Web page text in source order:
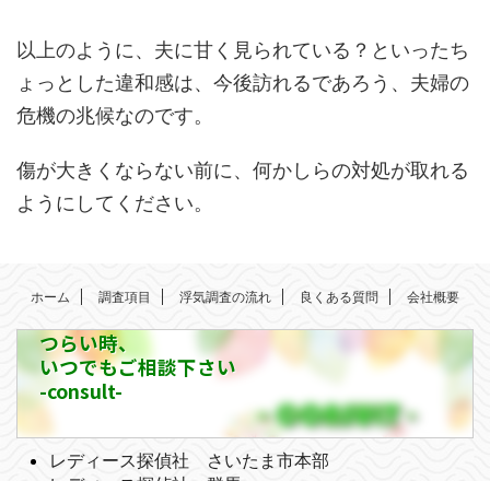
以上のように、夫に甘く見られている？といったち
ょっとした違和感は、今後訪れるであろう、夫婦の
危機の兆候なのです。
傷が大きくならない前に、何かしらの対処が取れる
ようにしてください。
ホーム 調査項目 浮気調査の流れ 良くある質問 会社概要
つらい時、
いつでもご相談下さい
-consult-
レディース探偵社 さいたま市本部